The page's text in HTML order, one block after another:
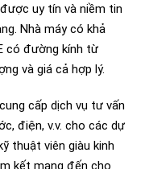
uy tín và niềm tin
Nhà máy có khả
có đường kính từ
và giá cả hợp lý.
cấp dịch vụ tư vấn
điện, v.v. cho các dự
thuật viên giàu kinh
kết mang đến cho